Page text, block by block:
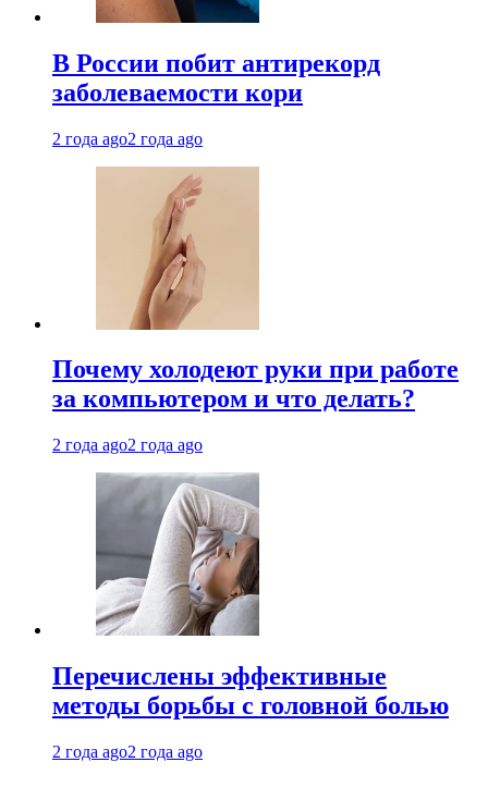
В России побит антирекорд
заболеваемости кори
2 года ago2 года ago
Почему холодеют руки при работе
за компьютером и что делать?
2 года ago2 года ago
Перечислены эффективные
методы борьбы с головной болью
2 года ago2 года ago